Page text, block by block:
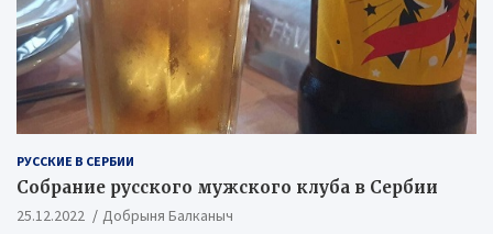
РУССКИЕ В СЕРБИИ
Собрание русского мужского клуба в Сербии
25.12.2022
Добрыня Балканыч